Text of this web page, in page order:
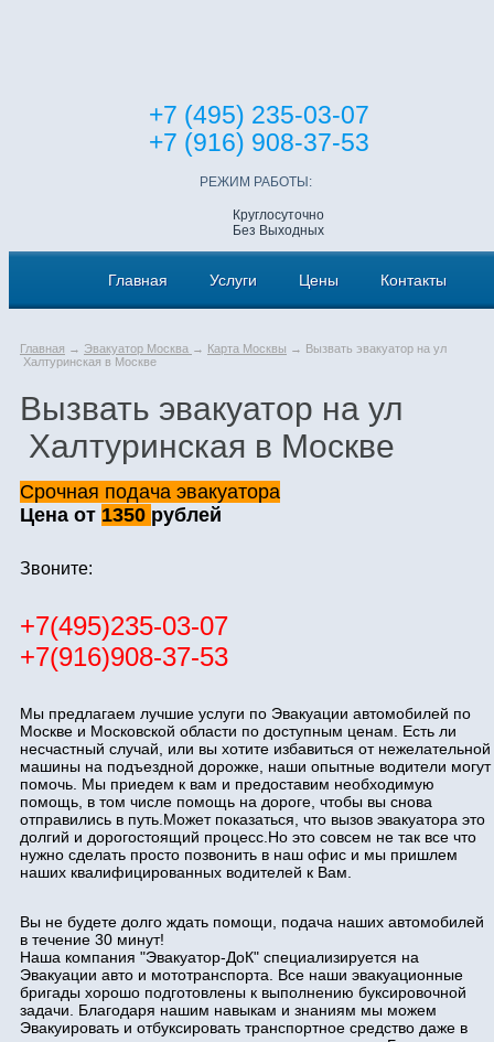
+7 (495) 235-03-07
+7 (916) 908-37-53
РЕЖИМ РАБОТЫ:
Круглосуточно
Без Выходных
Главная Услуги Цены Контакты
Главная → Эвакуатор Москва → Карта Москвы → Вызвать эвакуатор на ул
Халтуринская в Москве
Вызвать эвакуатор на ул
Халтуринская в Москве
Срочная подача эвакуатора
Цена от 1350 рублей
Звоните:
+7(495)235-03-07
+7(916)908-37-53
Мы предлагаем лучшие услуги по Эвакуации автомобилей по
Москве и Московской области по доступным ценам. Есть ли
несчастный случай, или вы хотите избавиться от нежелательной
машины на подъездной дорожке, наши опытные водители могут
помочь. Мы приедем к вам и предоставим необходимую
помощь, в том числе помощь на дороге, чтобы вы снова
отправились в путь.Может показаться, что вызов эвакуатора это
долгий и дорогостоящий процесс.Но это совсем не так все что
нужно сделать просто позвонить в наш офис и мы пришлем
наших квалифицированных водителей к Вам.
Вы не будете долго ждать помощи, подача наших автомобилей
в течение 30 минут!
Наша компания "Эвакуатор-ДоК" специализируется на
Эвакуации авто и мототранспорта. Все наши эвакуационные
бригады хорошо подготовлены к выполнению буксировочной
задачи. Благодаря нашим навыкам и знаниям мы можем
Эвакуировать и отбуксировать транспортное средство даже в